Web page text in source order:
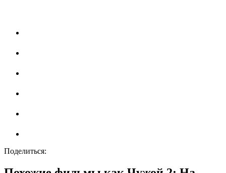
Поделиться: